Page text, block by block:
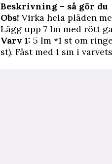
Beskrivning – så gör du
Obs! Virka hela pläden
Lägg upp 7 lm med rött
Varv 1: 5 lm *1 st om
st). Fäst med 1 sm i